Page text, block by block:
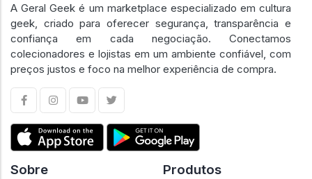
A Geral Geek é um marketplace especializado em cultura
geek, criado para oferecer segurança, transparência e
confiança em cada negociação. Conectamos
colecionadores e lojistas em um ambiente confiável, com
preços justos e foco na melhor experiência de compra.
Sobre Produtos